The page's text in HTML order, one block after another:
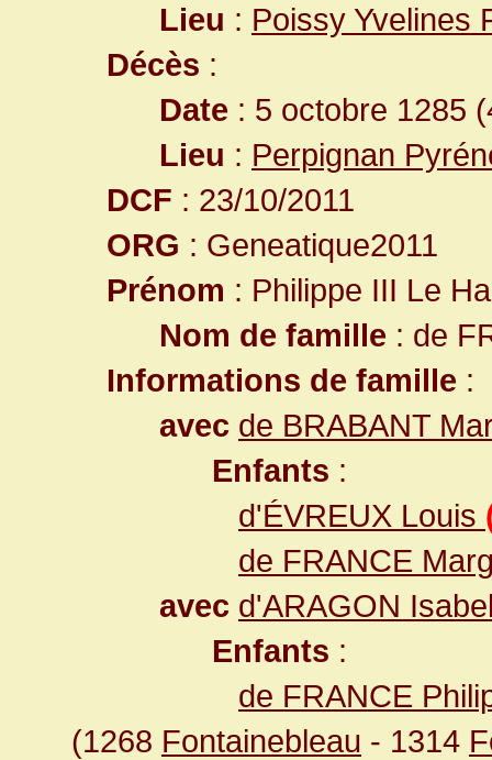
Lieu : Poissy Yvelines
Décès :
Date : 5 octobre 1285
Lieu : Perpignan
DCF : 23/10/2011
ORG : Geneatique2011
Prénom : Philippe III Le
Nom de famille : de
Informations de famille :
avec de BRABANT
Enfants :
d'ÉVREUX Louis
de FRANCE
avec d'ARAGON
Enfants :
de FRANCE
(1268 Fontainebleau - 1314